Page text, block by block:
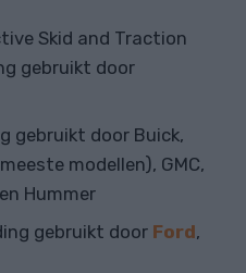
Skid and Traction
gebruikt door
gebruikt door Buick,
modellen), GMC,
Hummer
gebruikt door Ford,